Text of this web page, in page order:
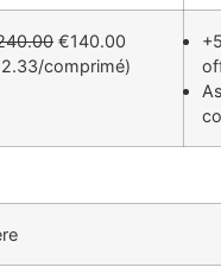
€140.00
comprimé)